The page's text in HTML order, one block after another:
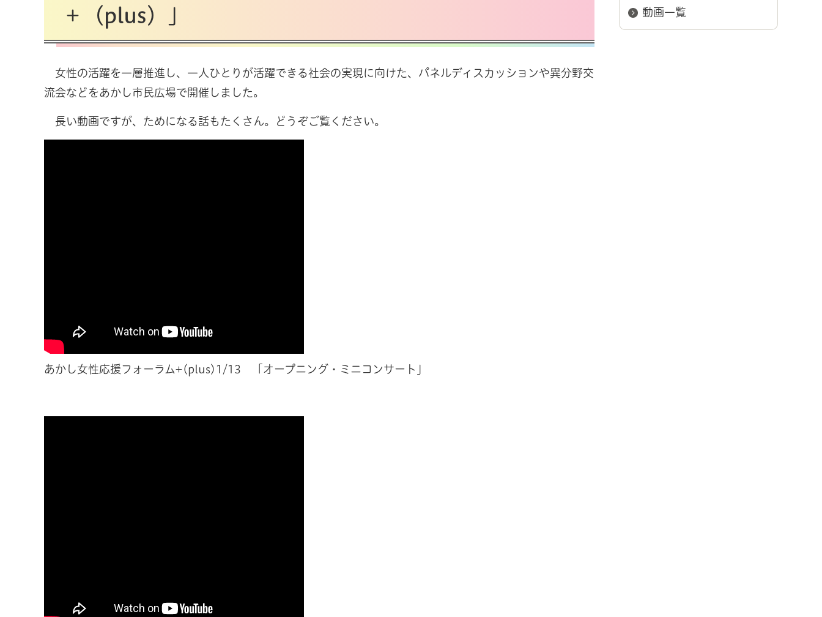
＋（plus）」
女性の活躍を一層推進し、一人ひとりが活躍できる社会の実現に向けた、パネルディスカッションや異分野交
流会などをあかし市民広場で開催しました。
長い動画ですが、ためになる話もたくさん。どうぞご覧ください。
あかし女性応援フォーラム+(plus)1/13 「オープニング・ミニコンサート」
動画一覧